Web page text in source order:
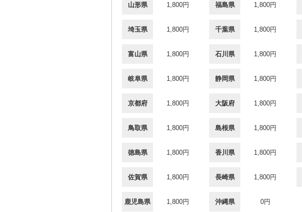
山形県 1,800円 福島県 1,800円
埼玉県 1,800円 千葉県 1,800円
富山県 1,800円 石川県 1,800円
岐阜県 1,800円 静岡県 1,800円
京都府 1,800円 大阪府 1,800円
鳥取県 1,800円 島根県 1,800円
徳島県 1,800円 香川県 1,800円
佐賀県 1,800円 長崎県 1,800円
鹿児島県 1,800円 沖縄県 0円